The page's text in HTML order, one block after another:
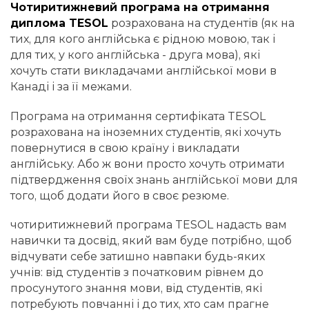
Чотиритижневий програма на отримання
диплома TESOL розрахована на студентів (як на
тих, для кого англійська є рідною мовою, так і
для тих, у кого англійська - друга мова), які
хочуть стати викладачами англійської мови в
Канаді і за її межами.
Програма на отримання сертифіката TESOL
розрахована на іноземних студентів, які хочуть
повернутися в свою країну і викладати
англійську. Або ж вони просто хочуть отримати
підтвердження своїх знань англійської мови для
того, щоб додати його в своє резюме.
чотиритижневий програма TESOL надасть вам
навички та досвід, який вам буде потрібно, щоб
відчувати себе затишно навпаки будь-яких
учнів: від студентів з початковим рівнем до
просунутого знання мови, від студентів, які
потребують повчанні і до тих, хто сам прагне